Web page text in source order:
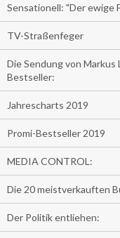
Sensationell: "Der ewige
TV-Straßenfeger
Die Sendung von Markus
Bestseller:
Jahrescharts 2019
Promi-Bestseller 2019
MEDIA CONTROL:
Die 20 meistverkauften
Der Politik entliehen: